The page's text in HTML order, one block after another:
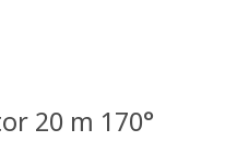
20 m 170°